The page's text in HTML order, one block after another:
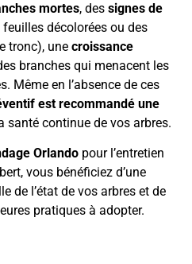
mortes, des signes de
décolorées ou des
tronc), une croissance
branches qui menacent les
Même en l’absence de ces
est recommandé une
santé continue de vos arbres.
Orlando pour l’entretien
vous bénéficiez d’une
de l’état de vos arbres et de
pratiques à adopter.